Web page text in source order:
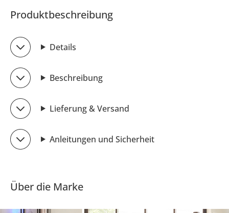
Produktbeschreibung
Details
Beschreibung
Lieferung & Versand
Anleitungen und Sicherheit
Über die Marke